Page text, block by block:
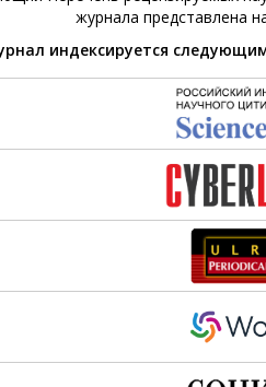
журнала представлена
индексируется